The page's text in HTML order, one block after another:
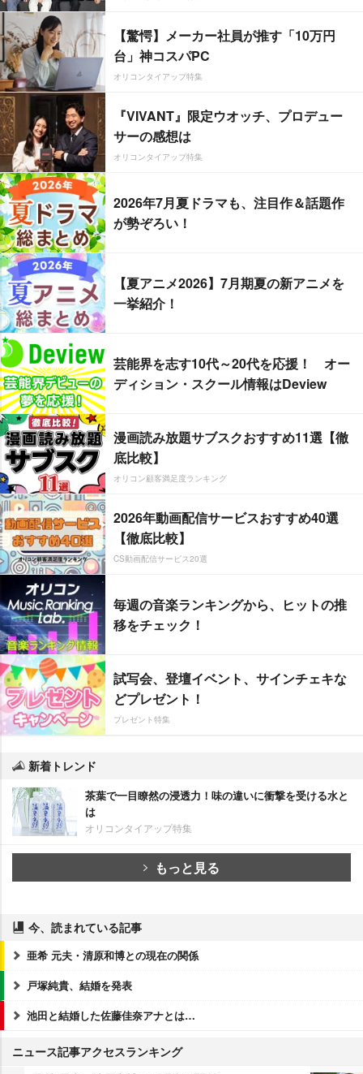
【驚愕】メーカー社員が推す「10万円
台」神コスパPC
オリコンタイアップ特集
『VIVANT』限定ウオッチ、プロデュー
サーの感想は
オリコンタイアップ特集
2026年7月夏ドラマも、注目作＆話題作
が勢ぞろい！
【夏アニメ2026】7月期夏の新アニメを
一挙紹介！
芸能界を志す10代～20代を応援！ オー
ディション・スクール情報はDeview
漫画読み放題サブスクおすすめ11選【徹
底比較】
オリコン顧客満足度ランキング
2026年動画配信サービスおすすめ40選
【徹底比較】
CS動画配信サービス20選
毎週の音楽ランキングから、ヒットの推
移をチェック！
試写会、登壇イベント、サインチェキな
どプレゼント！
プレゼント特集
新着トレンド
茶葉で一目瞭然の浸透力！味の違いに衝撃を受ける水と
は
オリコンタイアップ特集
もっと見る
今、読まれている記事
亜希 元夫・清原和博との現在の関係
戸塚純貴、結婚を発表
池田と結婚した佐藤佳奈アナとは…
ニュース記事アクセスランキング